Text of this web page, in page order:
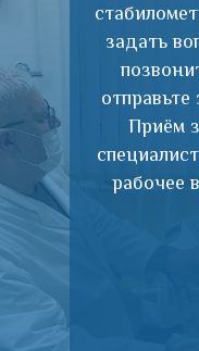
задать
Приём
рабочее